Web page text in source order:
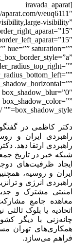
بزرگ
[iravada_aparat
v/euq6111″
visibility”
hue=”” saturation=””
box_shadow_color=””
box_shadow_style=”” /]
دکتر کاظمی در
راهبردی ایران و
راهبردی ارتقا دهد.
ایجاد ظرفیت‌های
ایران و روسیه،
راهبردی انرژی و
امنیتی مشترک و
معاهده جامع
اتحادیه یا بلوک
چانه‌زنی با دیگر
همکاری‌های تهران
فراهم می‌سازد.